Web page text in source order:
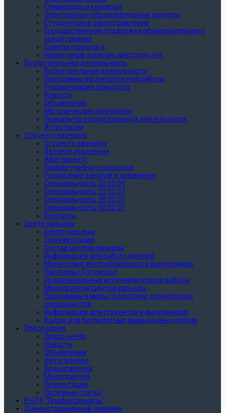
Олимпиады и конкурсы
Электронные образовательные ресурсы
Студенческое самоуправление
Государственная поддержка образовательного
кредитования
Советы психолога
Наркотикам, курению,алкоголю нет
Воспитательная деятельность
Воспитательная деятельность
Программы воспитательной работы
Рекомендации психолога
Новости
Объявления
Методические материалы
Приказы по воспитательной деятельности
Аттестации
Студенту заочнику
Студенту заочнику
Заочное отделение
Абитуриенту
График учебного процесса
Расписание занятий и экзаменов
Специальность 23.02.04
Специальность 23.02.07
Специальность 38.02.01
Специальность 40.02.01
Контакты
Центр карьеры
Центр карьеры
Документация
Состав Центра карьеры
Информация для работодателей
Мониторинг востребованности выпускников
Партнеры (Договоры)
Дополнительные источники поиска работы
Мероприятия Центра карьеры
Программы и меры поддержки для молодых
специалистов
Информация для студентов и выпускников
Кадры для беспилотных авиационных систем
Пресс-центр
Пресс-центр
Новости
Объявления
Фотогалерея
Видеогалерея
Мероприятия
Презентации
Полезные статьи
РЧ РХ "Профессионалы"
Демонстрационный экзамен